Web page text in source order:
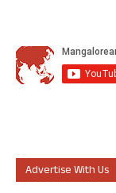
Advertise With Us